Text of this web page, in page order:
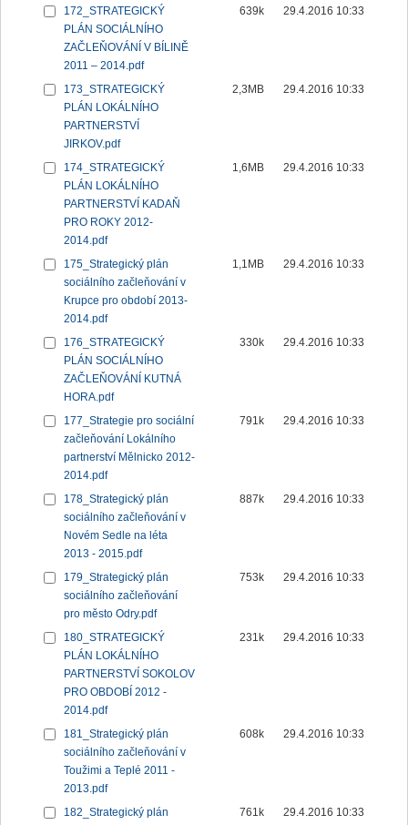
172_STRATEGICKÝ
PLÁN SOCIÁLNÍHO
ZAČLEŇOVÁNÍ V BÍLINĚ
2011 – 2014.pdf
639k 29.4.2016 10:33
173_STRATEGICKÝ
PLÁN LOKÁLNÍHO
PARTNERSTVÍ
JIRKOV.pdf
2,3MB 29.4.2016 10:33
174_STRATEGICKÝ
PLÁN LOKÁLNÍHO
PARTNERSTVÍ KADAŇ
PRO ROKY 2012-
2014.pdf
1,6MB 29.4.2016 10:33
175_Strategický plán
sociálního začleňování v
Krupce pro období 2013-
2014.pdf
1,1MB 29.4.2016 10:33
176_STRATEGICKÝ
PLÁN SOCIÁLNÍHO
ZAČLEŇOVÁNÍ KUTNÁ
HORA.pdf
330k 29.4.2016 10:33
177_Strategie pro sociální
začleňování Lokálního
partnerství Mělnicko 2012-
2014.pdf
791k 29.4.2016 10:33
178_Strategický plán
sociálního začleňování v
Novém Sedle na léta
2013 - 2015.pdf
887k 29.4.2016 10:33
179_Strategický plán
sociálního začleňování
pro město Odry.pdf
753k 29.4.2016 10:33
180_STRATEGICKÝ
PLÁN LOKÁLNÍHO
PARTNERSTVÍ SOKOLOV
PRO OBDOBÍ 2012 -
2014.pdf
231k 29.4.2016 10:33
181_Strategický plán
sociálního začleňování v
Toužimi a Teplé 2011 -
2013.pdf
608k 29.4.2016 10:33
182_Strategický plán
761k 29.4.2016 10:33